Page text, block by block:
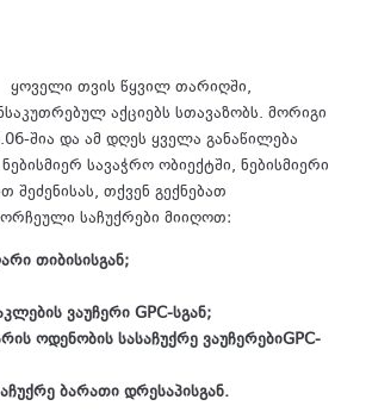
ყოველი თვის წყვილ თარიღში,
აქციებს სთავაზობს. მორიგი
შია და ამ დღეს ყველა განაწილება
სავაჭრო ობიექტში, ნებისმიერი
შეძენისას, თქვენ გექნებათ
საჩუქრები მიიღოთ:
თიბისისგან;
ვაუჩერი GPC-სგან;
ოდენობის სასაჩუქრე ვაუჩერებიGPC-
ბარათი დრესაპისგან.